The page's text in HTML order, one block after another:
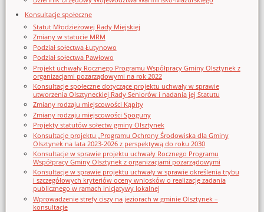
Konsultacje społeczne
Statut Młodzieżowej Rady Miejskiej
Zmiany w statucie MRM
Podział sołectwa Łutynowo
Podział sołectwa Pawłowo
Projekt uchwały Rocznego Programu Współpracy Gminy Olsztynek z
organizacjami pozarządowymi na rok 2022
Konsultacje społeczne dotyczące projektu uchwały w sprawie
utworzenia Olsztyneckiej Rady Seniorów i nadania jej Statutu
Zmiany rodzaju miejscowości Kąpity
Zmiany rodzaju miejscowości Spoguny
Projekty statutów sołectw gminy Olsztynek
Konsultacje projektu „Programu Ochrony Środowiska dla Gminy
Olsztynek na lata 2023-2026 z perspektywą do roku 2030
Konsultacje w sprawie projektu uchwały Rocznego Programu
Współpracy Gminy Olsztynek z organizacjami pozarządowymi
Konsultacje w sprawie projektu uchwały w sprawie określenia trybu
i szczegółowych kryteriów oceny wniosków o realizację zadania
publicznego w ramach inicjatywy lokalnej
Wprowadzenie strefy ciszy na jeziorach w gminie Olsztynek –
konsultacje